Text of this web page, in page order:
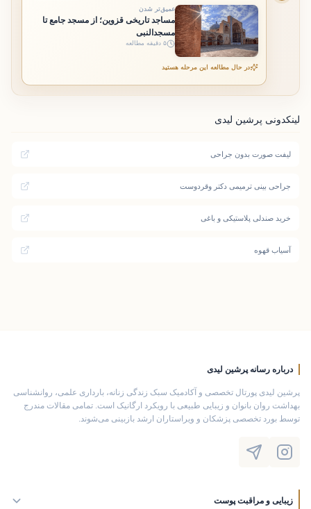
عمیق‌تر شدن
مساجد تاریخی قزوین؛ از مسجد جامع تا
مسجدالنبی
۵ دقیقه مطالعه
در حال مطالعه این مرحله هستید
لینکدونی پرشین لیدی
لیفت صورت بدون جراحی
جراحی بینی ترمیمی دکتر وقردوست
خرید صندلی پلاستیکی و باغی
آسیاب قهوه
درباره رسانه پرشین لیدی
پرشین لیدی پورتال تخصصی و آکادمیک سبک زندگی زنانه، بارداری علمی، روانشناسی
بهداشت روان بانوان و زیبایی طبیعی با رویکرد ارگانیک است. تمامی مقالات مندرج
توسط بورد تخصصی پزشکان و ویراستاران ارشد بازبینی می‌شوند.
زیبایی و مراقبت پوست